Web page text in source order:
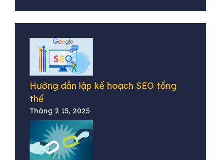
Hướng dẫn lập kế hoạch SEO tổng
thể
Tháng 2 15, 2025